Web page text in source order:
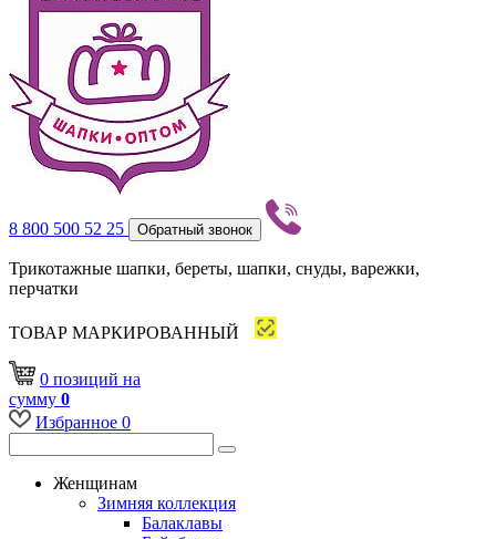
8 800 500 52 25 Обратный звонок
Трикотажные шапки, береты, шапки, снуды, варежки,
перчатки
ТОВАР МАРКИРОВАННЫЙ
0 позиций на
сумму 0
Избранное 0
Женщинам
Зимняя коллекция
Балаклавы